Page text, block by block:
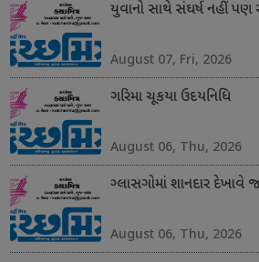
યુવાનો સાથે સંઘર્ષ નહીં પણ
August 07, Fri, 2026
ગરિમા ચૂકયા ઉદયનિધિ
August 06, Thu, 2026
ગ્લાસગોમાં શાનદાર દેખાવે
August 06, Thu, 2026